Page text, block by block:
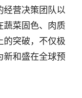
经营决策团队以
蔬菜固色、肉质
的突破，不仅极
新和盛在全球预